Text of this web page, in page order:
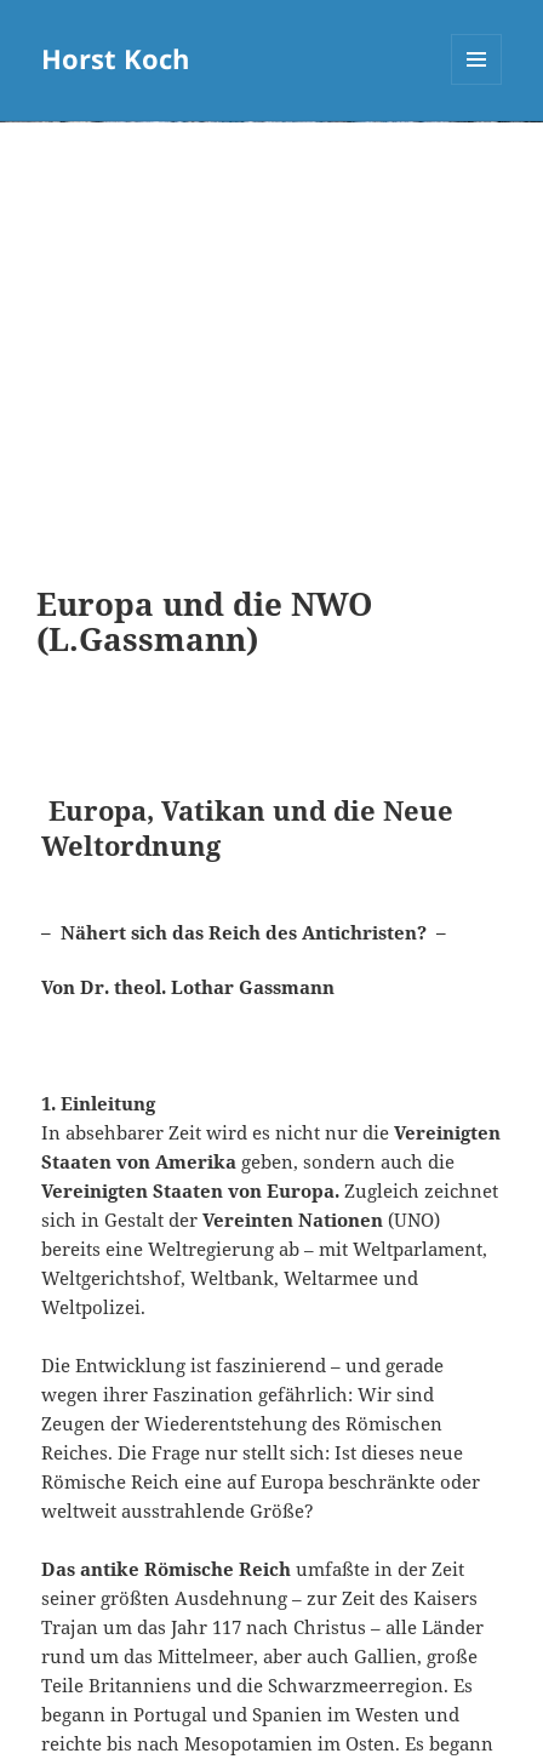
Horst Koch
Europa und die NWO
(L.Gassmann)
Europa, Vatikan und die Neue
Weltordnung
– Nähert sich das Reich des Antichristen? –
Von Dr. theol. Lothar Gassmann
1. Einleitung
In absehbarer Zeit wird es nicht nur dieVereinigten
Staaten von Amerika geben, sondern auch die
Vereinigten Staaten von Europa. Zugleich zeichnet
sich in Gestalt derVereinten Nationen(UNO)
bereits eine Weltregierung ab – mit Weltparlament,
Weltgerichtshof, Weltbank, Weltarmee und
Weltpolizei.
Die Entwicklung ist faszinierend – und gerade
wegen ihrer Faszination gefährlich: Wir sind
Zeugen der Wiederentstehung des Römischen
Reiches. Die Frage nur stellt sich: Ist dieses neue
Römische Reich eine auf Europa beschränkte oder
weltweit ausstrahlende Größe?
Das antike Römische Reich umfaßte in der Zeit
seiner größten Ausdehnung – zur Zeit des Kaisers
Trajan um das Jahr 117 nach Christus – alle Länder
rund um das Mittelmeer, aber auch Gallien, große
Teile Britanniens und die Schwarzmeerregion. Es
begann in Portugal und Spanien im Westen und
reichte bis nach Mesopotamien im Osten. Es begann